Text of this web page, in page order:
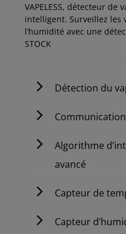
VAPELESS, détecteur de
intelligent. Surveillez les
l’humidité avec une
STOCK
Détection du
Algorithme
avancé
Capteur de
Capteur